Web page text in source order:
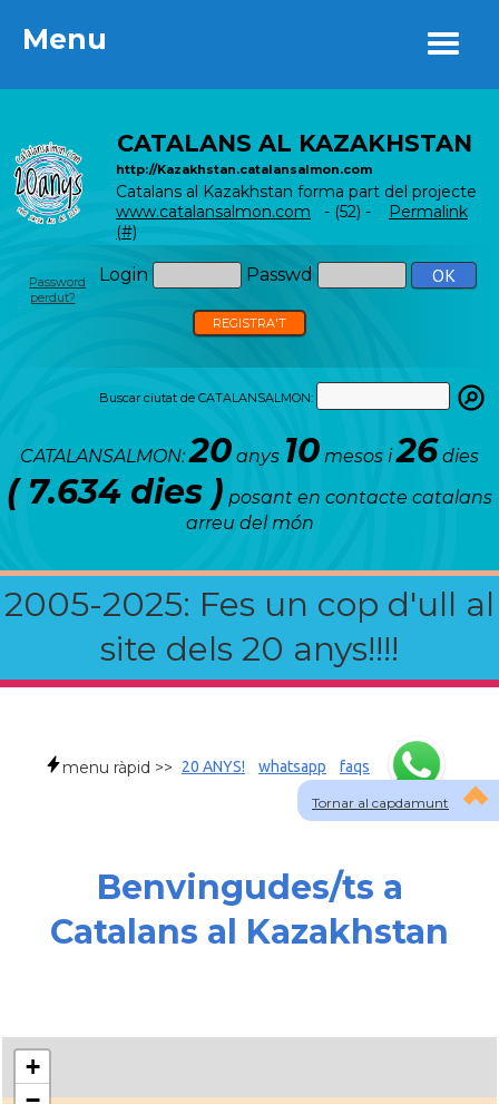
Menu
CATALANS AL KAZAKHSTAN
http://Kazakhstan.catalansalmon.com
Catalans al Kazakhstan forma part del projecte
www.catalansalmon.com - (52) -
Permalink
(#)
Login Passwd
Password
perdut?
REGISTRA'T
Buscar ciutat de CATALANSALMON:
CATALANSALMON:20 anys 10 mesos i26 dies
( 7.634 dies ) posant en contacte catalans
arreu del món
2005-2025: Fes un cop d'ull al
site dels 20 anys!!!!
Menu
Tornar al capdamunt
menu ràpid >> 20 ANYS! whatsapp faqs
Benvingudes/ts a
Catalans al Kazakhstan
+